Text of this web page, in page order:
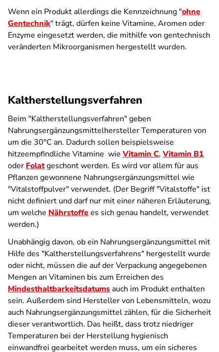
Wenn ein Produkt allerdings die Kennzeichnung "ohne
Gentechnik" trägt, dürfen keine Vitamine, Aromen oder
Enzyme eingesetzt werden, die mithilfe von gentechnisch
veränderten Mikroorganismen hergestellt wurden.
Kaltherstellungsverfahren
Beim "Kaltherstellungsverfahren" geben
Nahrungsergänzungsmittelhersteller Temperaturen von
um die 30°C an. Dadurch sollen beispielsweise
hitzeempfindliche Vitamine wie Vitamin C, Vitamin B1
oder Folatgeschont werden. Es wird vor allem für aus
Pflanzen gewonnene Nahrungsergänzungsmittel wie
"Vitalstoffpulver" verwendet. (Der Begriff "Vitalstoffe" ist
nicht definiert und darf nur mit einer näheren Erläuterung,
um welche Nährstoffees sich genau handelt, verwendet
werden.)
Unabhängig davon, ob ein Nahrungsergänzungsmittel mit
Hilfe des "Kaltherstellungsverfahrens" hergestellt wurde
oder nicht, müssen die auf der Verpackung angegebenen
Mengen an Vitaminen bis zum Erreichen des
Mindesthaltbarkeitsdatumsauch im Produkt enthalten
sein. Außerdem sind Hersteller von Lebensmitteln, wozu
auch Nahrungsergänzungsmittel zählen, für die Sicherheit
dieser verantwortlich. Das heißt, dass trotz niedriger
Temperaturen bei der Herstellung hygienisch
einwandfrei gearbeitet werden muss, um ein sicheres